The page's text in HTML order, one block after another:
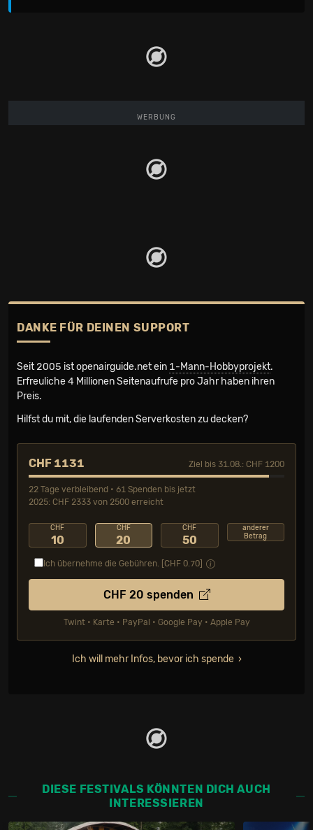
WERBUNG
DANKE FÜR DEINEN SUPPORT
Seit 2005 ist openairguide.net ein 1-Mann-Hobbyprojekt.
Erfreuliche 4 Millionen Seiten­aufrufe pro Jahr haben ihren
Preis.
Hilfst du mit, die laufenden Serverkosten zu decken?
CHF 1131 Ziel bis 31.08.: CHF 1200
22 Tage verbleibend • 61 Spenden bis jetzt
2025: CHF 2333 von 2500 erreicht
CHF
10
CHF
20
CHF
50
anderer
Betrag
Ich übernehme die Gebühren. [CHF 0.70
CHF 20 spenden
Twint • Karte • PayPal • Google Pay • Apple Pay
Ich will mehr Infos, bevor ich spende
DIESE FESTIVALS KÖNNTEN DICH AUCH
INTERESSIEREN